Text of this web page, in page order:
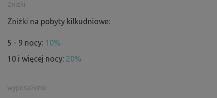
Zniżki
Zniżki na pobyty kilkudniowe:
5 - 9 nocy: 10%
10 i więcej nocy: 20%
wyposażenie